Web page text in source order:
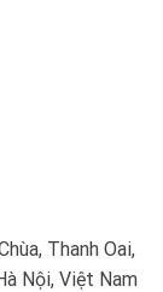
Thanh Oai,
Nội, Việt Nam